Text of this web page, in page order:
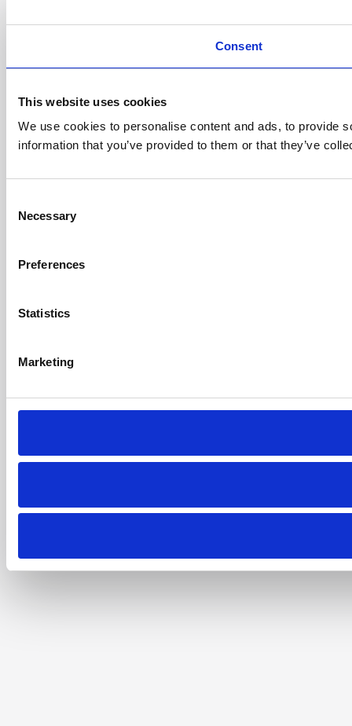
Consent
This website uses cookies
We use cookies to personalise content and ads, to provide
information that you’ve provided to them or that they’ve
Selection
Necessary
Preferences
Statistics
Marketing